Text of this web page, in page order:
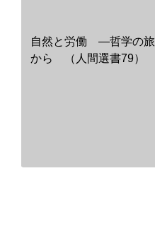
自然と労働 ―哲学の旅
から （人間選書79）